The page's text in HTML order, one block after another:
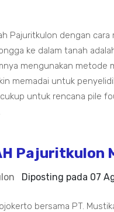
Pajuritkulon dengan
ke dalam tanah
mengunakan metode
memadai untuk
untuk rencana pile
Diposting pada 07
bersama PT.